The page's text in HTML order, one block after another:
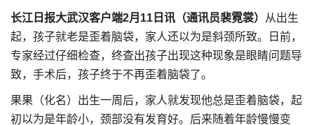
长江日报大武汉客户端2月11日讯（通讯员裴霓裳）
从出生
起，孩子就老是歪着脑袋，家人还以为是斜颈所致。日前，
专家经过仔细检查，终查出孩子出现这种现象是眼睛问题导
致，手术后，孩子终于不再歪着脑袋了。
果果（化名）出生一周后，家人就发现他总是歪着脑袋，起
初以为是年龄小，颈部没有发育好。后来随着年龄慢慢变